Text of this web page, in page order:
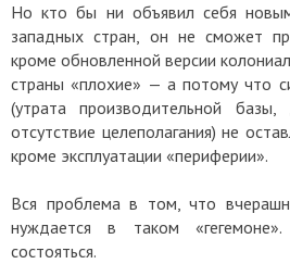
Но кто бы ни объявил себя
западных стран, он не сможет
кроме обновленной версии
страны «плохие» — а потому что
(утрата производительной базы,
отсутствие целеполагания) не
кроме эксплуатации «периферии».
Вся проблема в том, что
нуждается в таком
состояться.